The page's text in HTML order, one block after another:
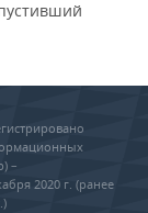
–
2020 г. (ранее